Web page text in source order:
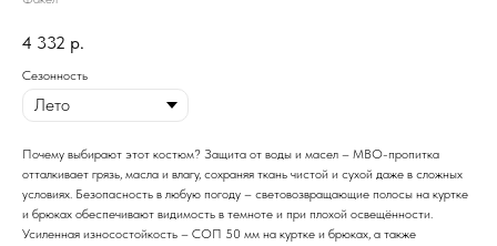
4 332 р.
Сезонность
Почему выбирают этот костюм? Защита от воды и масел – МВО-пропитка
отталкивает грязь, масла и влагу, сохраняя ткань чистой и сухой даже в сложных
условиях. Безопасность в любую погоду – световозвращающие полосы на куртке
и брюках обеспечивают видимость в темноте и при плохой освещённости.
Усиленная износостойкость – СОП 50 мм на куртке и брюках, а также